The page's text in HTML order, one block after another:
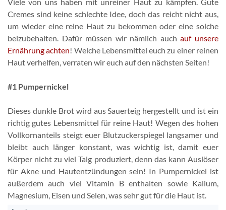
Viele von uns haben mit unreiner Haut zu kämpfen. Gute
Cremes sind keine schlechte Idee, doch das reicht nicht aus,
um wieder eine reine Haut zu bekommen oder eine solche
beizubehalten. Dafür müssen wir nämlich auch auf unsere
Ernährung achten! Welche Lebensmittel euch zu einer reinen
Haut verhelfen, verraten wir euch auf den nächsten Seiten!
#1 Pumpernickel
Dieses dunkle Brot wird aus Sauerteig hergestellt und ist ein
richtig gutes Lebensmittel für reine Haut! Wegen des hohen
Vollkornanteils steigt euer Blutzuckerspiegel langsamer und
bleibt auch länger konstant, was wichtig ist, damit euer
Körper nicht zu viel Talg produziert, denn das kann Auslöser
für Akne und Hautentzündungen sein! In Pumpernickel ist
außerdem auch viel Vitamin B enthalten sowie Kalium,
Magnesium, Eisen und Selen, was sehr gut für die Haut ist.